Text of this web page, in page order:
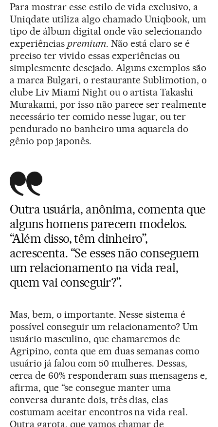
Para mostrar esse estilo de vida exclusivo, a
Uniqdate utiliza algo chamado Uniqbook, um
tipo de álbum digital onde vão selecionando
experiências premium. Não está claro se é
preciso ter vivido essas experiências ou
simplesmente desejado. Alguns exemplos são
a marca Bulgari, o restaurante Sublimotion, o
clube Liv Miami Night ou o artista Takashi
Murakami, por isso não parece ser realmente
necessário ter comido nesse lugar, ou ter
pendurado no banheiro uma aquarela do
gênio pop japonês.
Outra usuária, anônima, comenta que
alguns homens parecem modelos.
“Além disso, têm dinheiro”,
acrescenta. “Se esses não conseguem
um relacionamento na vida real,
quem vai conseguir?”.
Mas, bem, o importante. Nesse sistema é
possível conseguir um relacionamento? Um
usuário masculino, que chamaremos de
Agripino, conta que em duas semanas como
usuário já falou com 50 mulheres. Dessas,
cerca de 60% responderam suas mensagens e,
afirma, que “se consegue manter uma
conversa durante dois, três dias, elas
costumam aceitar encontros na vida real.
Outra garota, que vamos chamar de